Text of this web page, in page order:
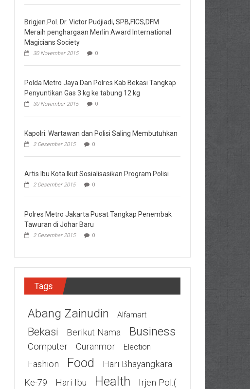
Brigjen.Pol. Dr. Victor Pudjiadi, SPB,FICS,DFM
Meraih penghargaan Merlin Award International
Magicians Society
30 November 2015 0
Polda Metro Jaya Dan Polres Kab Bekasi Tangkap
Penyuntikan Gas 3 kg ke tabung 12 kg
30 November 2015 0
Kapolri: Wartawan dan Polisi Saling Membutuhkan
2 Desember 2015 0
Artis Ibu Kota Ikut Sosialisasikan Program Polisi
2 Desember 2015 0
Polres Metro Jakarta Pusat Tangkap Penembak
Tawuran di Johar Baru
2 Desember 2015 0
Tags
Abang Zainudin Alfamart
Bekasi Berikut Nama Business
Computer Curanmor Election
Fashion Food
Hari Bhayangkara
Ke-79
Hari Ibu Health
Irjen Pol.(